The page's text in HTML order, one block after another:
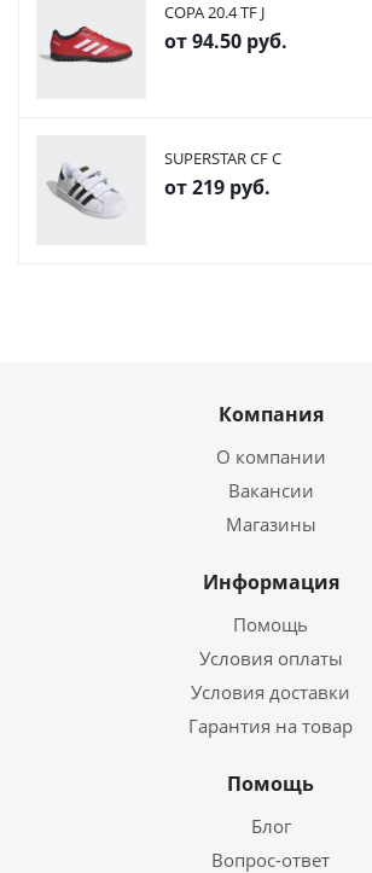
COPA 20.4 TF J
от94.50 руб.
SUPERSTAR CF C
от219 руб.
Компания
О компании
Вакансии
Магазины
Информация
Помощь
Условия оплаты
Условия доставки
Гарантия на товар
Помощь
Блог
Вопрос-ответ